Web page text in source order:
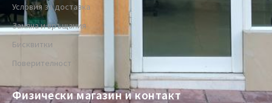
Условия за доставка
Замяна и връщания
Бисквитки
Поверителност
Физически магазин и контакт